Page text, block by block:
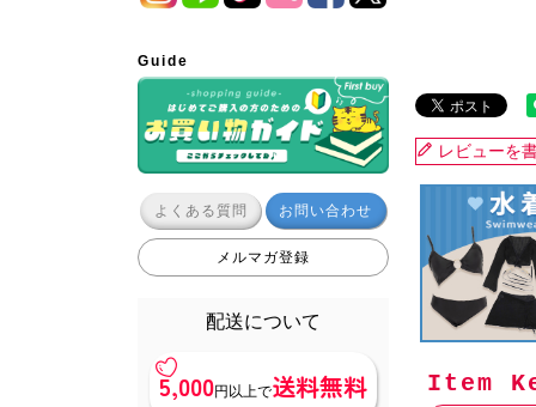
Guide
よくある質問 お問い合わせ
メルマガ登録
配送について
5,000円以上で送料無料
レビューを